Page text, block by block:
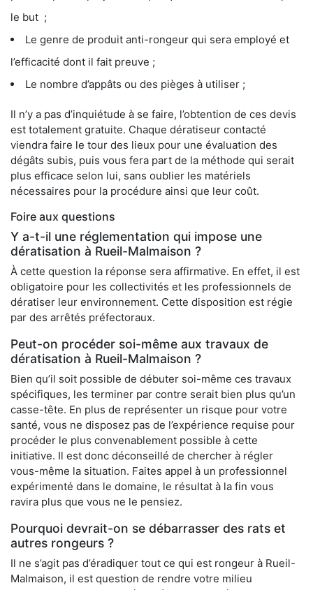
le but ;
Le genre de produit anti-rongeur qui sera employé et
l’efficacité dont il fait preuve ;
Le nombre d’appâts ou des pièges à utiliser ;
Il n’y a pas d’inquiétude à se faire, l’obtention de ces devis
est totalement gratuite. Chaque dératiseur contacté
viendra faire le tour des lieux pour une évaluation des
dégâts subis, puis vous fera part de la méthode qui serait
plus efficace selon lui, sans oublier les matériels
nécessaires pour la procédure ainsi que leur coût.
Foire aux questions
Y a-t-il une réglementation qui impose une
dératisation à Rueil-Malmaison ?
À cette question la réponse sera affirmative. En effet, il est
obligatoire pour les collectivités et les professionnels de
dératiser leur environnement. Cette disposition est régie
par des arrêtés préfectoraux.
Peut-on procéder soi-même aux travaux de
dératisation à Rueil-Malmaison ?
Bien qu’il soit possible de débuter soi-même ces travaux
spécifiques, les terminer par contre serait bien plus qu’un
casse-tête. En plus de représenter un risque pour votre
santé, vous ne disposez pas de l’expérience requise pour
procéder le plus convenablement possible à cette
initiative. Il est donc déconseillé de chercher à régler
vous-même la situation. Faites appel à un professionnel
expérimenté dans le domaine, le résultat à la fin vous
ravira plus que vous ne le pensiez.
Pourquoi devrait-on se débarrasser des rats et
autres rongeurs ?
Il ne s’agit pas d’éradiquer tout ce qui est rongeur à Rueil-
Malmaison, il est question de rendre votre milieu